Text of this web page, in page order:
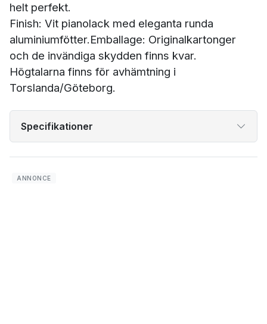
helt perfekt.
Finish: Vit pianolack med eleganta runda
aluminiumfötter.Emballage: Originalkartonger
och de invändiga skydden finns kvar.
Högtalarna finns för avhämtning i
Torslanda/Göteborg.
Specifikationer